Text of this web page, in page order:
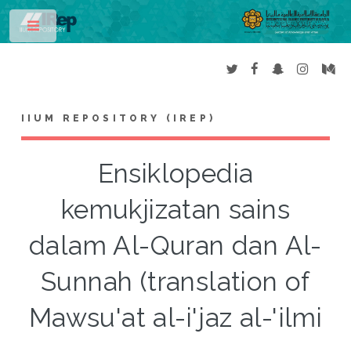
IIUM REPOSITORY (IREP)
Ensiklopedia
kemukjizatan sains
dalam Al-Quran dan Al-
Sunnah (translation of
Mawsu'at al-i'jaz al-'ilmi
Toggle